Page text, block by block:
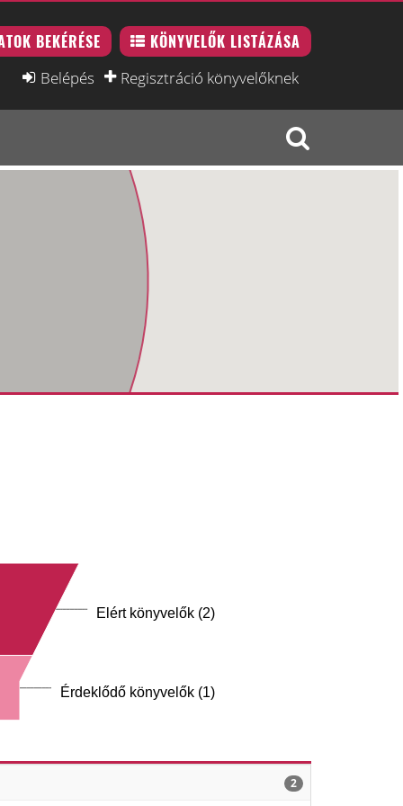
BEKÉRÉSE KÖNYVELŐK LISTÁZÁSA
Belépés Regisztráció könyvelőknek
Elért könyvelők (2)
Érdeklődő könyvelők (1)
2